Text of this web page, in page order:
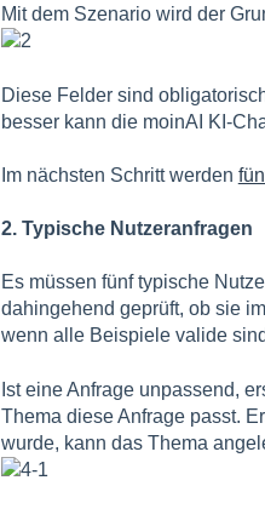
Mit dem Szenario wird der
Diese Felder sind
besser kann die moinAI KI-
Im nächsten Schritt werden
2. Typische Nutzeranfragen
Es müssen fünf typische
dahingehend geprüft, ob sie
wenn alle Beispiele valide
Ist eine Anfrage unpassend,
Thema diese Anfrage passt.
wurde, kann das Thema